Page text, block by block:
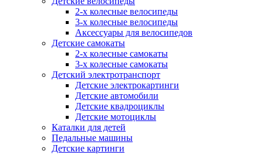
2-х колесные велосипеды
3-х колесные велосипеды
Аксессуары для велосипедов
Детские самокаты
2-х колесные самокаты
3-х колесные самокаты
Детский электротранспорт
Детские электрокартинги
Детские автомобили
Детские квадроциклы
Детские мотоциклы
Каталки для детей
Педальные машины
Детские картинги